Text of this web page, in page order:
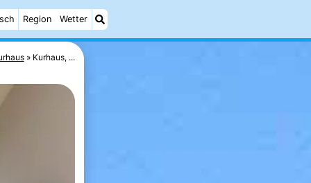
Region Wetter
Kurhaus, ...